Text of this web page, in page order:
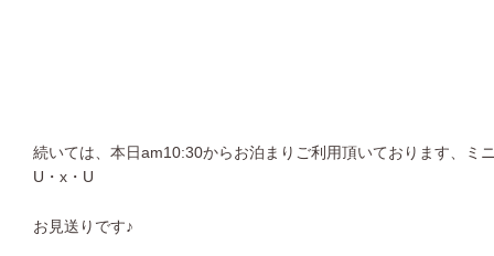
続いては、本日am10:30からお泊まりご利用頂いております、ミ
U・x・U
お見送りです♪